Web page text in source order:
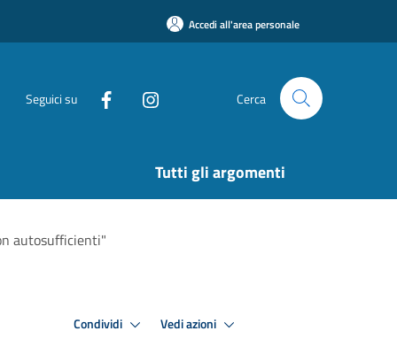
Accedi all'area personale
Seguici su Cerca
Tutti gli argomenti
autosufficienti"
Condividi Vedi azioni